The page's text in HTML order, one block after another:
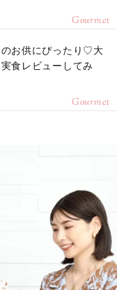
Gourmet
のお供にぴったり♡大
食レビューしてみ
Gourmet